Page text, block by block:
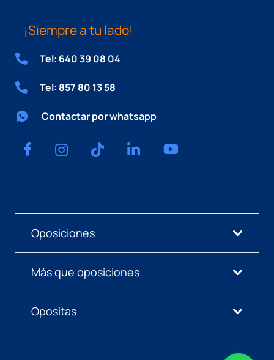
¡Siempre a tu lado!
Tel: 640 39 08 04
Tel: 857 80 13 58
Contactar por whatsapp
Oposiciones
Más que oposiciones
Opositas